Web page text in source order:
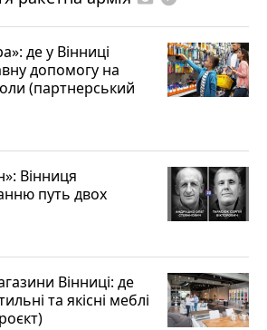
де у Вінниці
допомогу на
(партнерський
Вінниця
путь двох
Вінниці: де
та якісні меблі